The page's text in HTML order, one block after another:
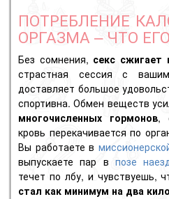
ПОТРЕБЛЕНИЕ
ОРГАЗМА – ЧТО
Без сомнения, секс сжигает
страстная сессия с
доставляет большое
спортивна. Обмен веществ
многочисленных гормонов,
кровь перекачивается по
Вы работаете в
выпускаете пар в позе
течет по лбу, и чувствуешь,
стал как минимум на два